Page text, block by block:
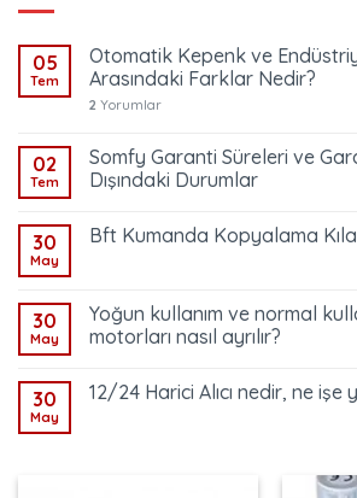
05
Tem
Otomatik Kepenk ve
Arasındaki Farklar Nedir?
2 Yorumlar
02
Tem
Somfy Garanti Süreleri ve
Dışındaki Durumlar
30
May
Bft Kumanda Kopyalama
30
May
Yoğun kullanım ve normal
motorları nasıl ayrılır?
30
May
12/24 Harici Alıcı nedir, ne işe